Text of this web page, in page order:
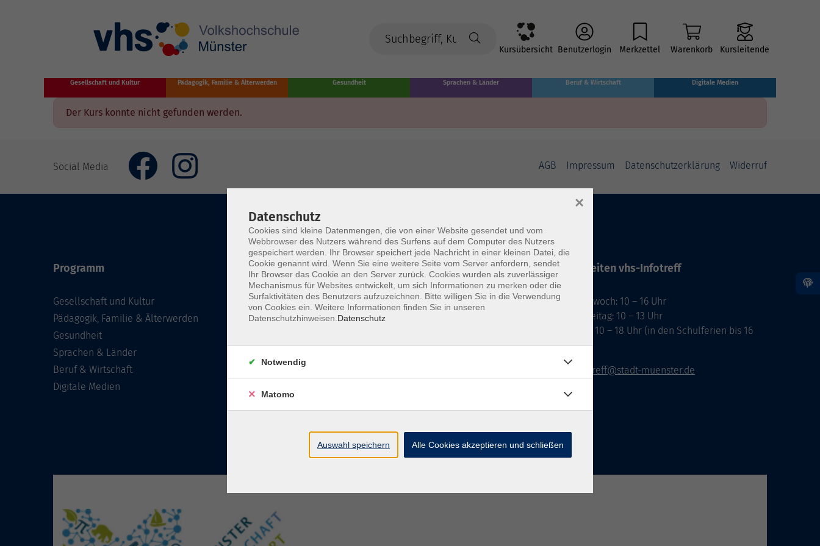
Kursübersicht Benutzerlogin Merkzettel Warenkorb Kursleitende
Gesellschaft und Kultur Pädagogik, Familie & Älterwerden Gesundheit Sprachen & Länder Beruf & Wirtschaft Digitale Medien
Der Kurs konnte nicht gefunden werden.
Social Media AGB Impressum Datenschutzerklärung Widerruf
Programm
Gesellschaft und Kultur
Pädagogik, Familie & Älterwerden
Gesundheit
Sprachen & Länder
Beruf & Wirtschaft
Digitale Medien
Volkshochschule Münster
Aegidiistraße 70
48143 Münster
vhs@stadt-muenster.de
Lage im Stadtplan
Öffnungszeiten vhs-Infotreff
Montag, Mittwoch: 10 – 16 Uhr
Dienstag, Freitag: 10 – 13 Uhr
Donnerstag: 10 – 18 Uhr (in den Schulferien bis 16
Uhr)
vhs-infotreff@stadt-muenster.de
Datenschutz
Cookies sind kleine Datenmengen, die von einer Website gesendet und vom
Webbrowser des Nutzers während des Surfens auf dem Computer des Nutzers
gespeichert werden. Ihr Browser speichert jede Nachricht in einer kleinen Datei, die
Cookie genannt wird. Wenn Sie eine weitere Seite vom Server anfordern, sendet
Ihr Browser das Cookie an den Server zurück. Cookies wurden als zuverlässiger
Mechanismus für Websites entwickelt, um sich Informationen zu merken oder die
Surfaktivitäten des Benutzers aufzuzeichnen. Bitte willigen Sie in die Verwendung
von Cookies ein. Weitere Informationen finden Sie in unseren
Datenschutzhinweisen. Datenschutz
×
Notwendig
Matomo
Auswahl speichern Alle Cookies akzeptieren und schließen